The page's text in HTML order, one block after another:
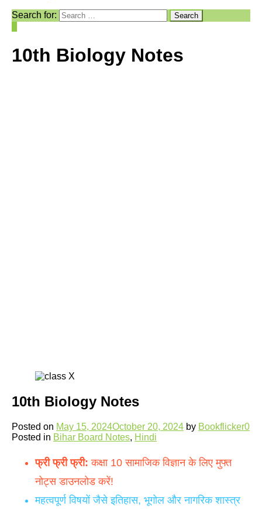
Search for:
10th Biology Notes
10th Biology Notes
Posted on May 15, 2024October 20, 2024 by Bookflicker0
Posted in Bihar Board Notes, Hindi
फ्री फ्री फ्री: कक्षा 10 सामाजिक विज्ञान के लिए मुफ्त
नोट्स डाउनलोड करें!
महत्वपूर्ण विषयों जैसे इतिहास, भूगोल और नागरिक शास्त्र